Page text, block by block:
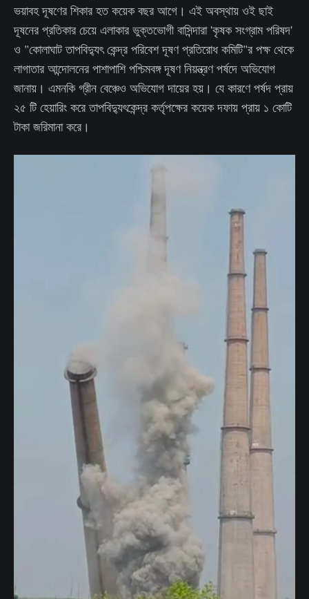
ভয়াবহ দূষণের শিকার হত কয়েক বছর আগে। এই অবস্থায় ওই ছাই
দূষনের প্রতিকার চেয়ে এলাকার ভুক্তভোগী বাসিন্দারা 'কৃষক সংগ্রাম পরিষদ'
ও "কোলাঘাট তাপবিদ্যুৎ কেন্দ্র পরিবেশ দূষণ প্রতিরোধ কমিটি"র পক্ষ থেকে
লাগাতার আন্দোলনের পাশাপাশি পশ্চিমবঙ্গ দূষণ নিয়ন্ত্রণ পর্ষদে অভিযোগ
জানায়। এমনকি গ্রীন বেঞ্চেও অভিযোগ দায়ের হয়। যে কারণে পর্ষদ প্রায়
২৫ টি হেয়ারিং করে তাপবিদ্যুৎকেন্দ্র কর্তৃপক্ষের কয়েক দফায় প্রায় ১ কোটি
টাকা জরিমানা করে।